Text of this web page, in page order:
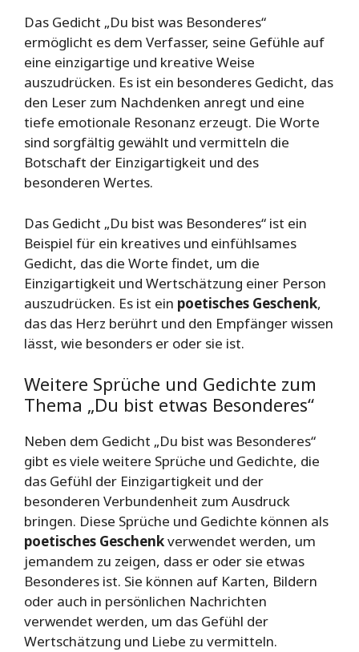
Das Gedicht „Du bist was Besonderes“
ermöglicht es dem Verfasser, seine Gefühle auf
eine einzigartige und kreative Weise
auszudrücken. Es ist ein besonderes Gedicht, das
den Leser zum Nachdenken anregt und eine
tiefe emotionale Resonanz erzeugt. Die Worte
sind sorgfältig gewählt und vermitteln die
Botschaft der Einzigartigkeit und des
besonderen Wertes.
Das Gedicht „Du bist was Besonderes“ ist ein
Beispiel für ein kreatives und einfühlsames
Gedicht, das die Worte findet, um die
Einzigartigkeit und Wertschätzung einer Person
auszudrücken. Es ist ein poetisches Geschenk,
das das Herz berührt und den Empfänger wissen
lässt, wie besonders er oder sie ist.
Weitere Sprüche und Gedichte zum
Thema „Du bist etwas Besonderes“
Neben dem Gedicht „Du bist was Besonderes“
gibt es viele weitere Sprüche und Gedichte, die
das Gefühl der Einzigartigkeit und der
besonderen Verbundenheit zum Ausdruck
bringen. Diese Sprüche und Gedichte können als
poetisches Geschenkverwendet werden, um
jemandem zu zeigen, dass er oder sie etwas
Besonderes ist. Sie können auf Karten, Bildern
oder auch in persönlichen Nachrichten
verwendet werden, um das Gefühl der
Wertschätzung und Liebe zu vermitteln.